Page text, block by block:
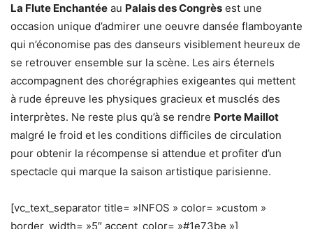
La Flute Enchantée au Palais des Congrès est une
occasion unique d’admirer une oeuvre dansée flamboyante
qui n’économise pas des danseurs visiblement heureux de
se retrouver ensemble sur la scène. Les airs éternels
accompagnent des chorégraphies exigeantes qui mettent
à rude épreuve les physiques gracieux et musclés des
interprètes. Ne reste plus qu’à se rendre Porte Maillot
malgré le froid et les conditions difficiles de circulation
pour obtenir la récompense si attendue et profiter d’un
spectacle qui marque la saison artistique parisienne.
[vc_text_separator title= »INFOS » color= »custom »
border_width= »5″ accent_color= »#1e73be »]